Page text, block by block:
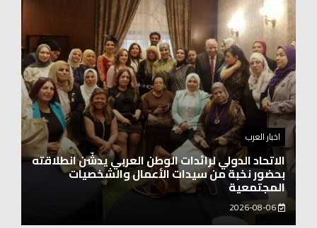
اخبار العرب
اغنيتين وطنيتين جميلتين للفنان المايسترو ابراهيم
بركات
2026-08-06